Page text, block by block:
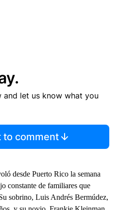
and let us know what you
to comment
desde Puerto Rico la semana
constante de familiares que
sobrino, Luis Andrés Bermúdez,